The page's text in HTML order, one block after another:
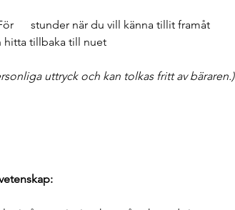
stunder när du vill känna tillit framåt
hitta tillbaka till nuet
uttryck och kan tolkas fritt av bäraren.)